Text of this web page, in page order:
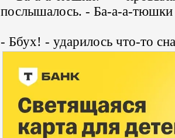
послышалось. - Ба-а-а-
- Ббух! - ударилось что-то